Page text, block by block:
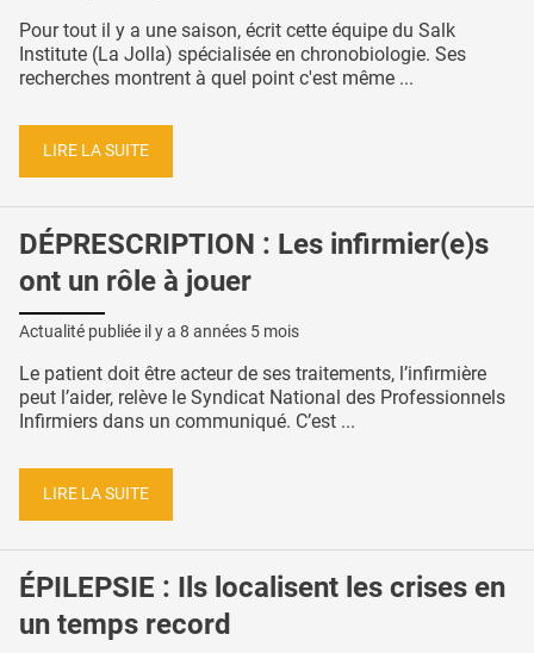
Pour tout il y a une saison, écrit cette équipe du Salk
Institute (La Jolla) spécialisée en chronobiologie. Ses
recherches montrent à quel point c'est même ...
LIRE LA SUITE
DÉPRESCRIPTION : Les infirmier(e)s
ont un rôle à jouer
Actualité publiée il y a 8 années 5 mois
Le patient doit être acteur de ses traitements, l’infirmière
peut l’aider, relève le Syndicat National des Professionnels
Infirmiers dans un communiqué. C’est ...
LIRE LA SUITE
ÉPILEPSIE : Ils localisent les crises en
un temps record